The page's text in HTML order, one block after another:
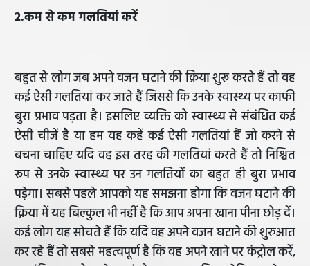
2.कम से कम गलतियां करें
बहुत से लोग जब अपने वजन घटाने की क्रिया शुरू करते हैं तो वह
कई ऐसी गलतियां कर जाते हैं जिससे कि उनके स्वास्थ्य पर काफी
बुरा प्रभाव पड़ता है। इसलिए व्यक्ति को स्वास्थ्य से संबंधित कई
ऐसी चीजें है या हम यह कहें कई ऐसी गलतियां हैं जो करने से
बचना चाहिए यदि वह इस तरह की गलतियां करते हैं तो निश्चित
रूप से उनके स्वास्थ्य पर उन गलतियों का बहुत ही बुरा प्रभाव
पड़ेगा। सबसे पहले आपको यह समझना होगा कि वजन घटाने की
क्रिया में यह बिल्कुल भी नहीं है कि आप अपना खाना पीना छोड़ दें।
कई लोग यह सोचते हैं कि यदि वह अपने वजन घटाने की शुरुआत
कर रहे हैं तो सबसे महत्वपूर्ण है कि वह अपने खाने पर कंट्रोल करें,